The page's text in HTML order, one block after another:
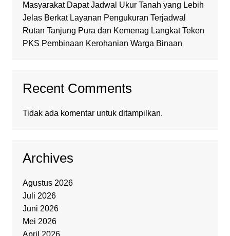
Masyarakat Dapat Jadwal Ukur Tanah yang Lebih
Jelas Berkat Layanan Pengukuran Terjadwal
Rutan Tanjung Pura dan Kemenag Langkat Teken
PKS Pembinaan Kerohanian Warga Binaan
Recent Comments
Tidak ada komentar untuk ditampilkan.
Archives
Agustus 2026
Juli 2026
Juni 2026
Mei 2026